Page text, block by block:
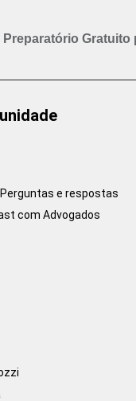
Gratuito
e respostas
com Advogados